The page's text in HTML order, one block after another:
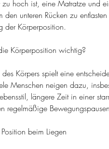
zu hoch ist, eine Matratze und
den unteren Rücken zu
der Körperposition.
Körperposition wichtig?
Körpers spielt eine
Menschen neigen dazu,
längere Zeit in einer
regelmäßige
beim Liegen